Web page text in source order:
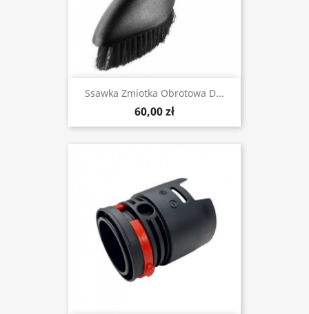
Ssawka Zmiotka Obrotowa D...
60,00 zł